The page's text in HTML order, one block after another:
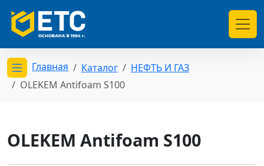
Открыть меню категорий
Главная Каталог
НЕФТЬ И ГАЗ
OLEKEM Antifoam S100
OLEKEM Antifoam S100